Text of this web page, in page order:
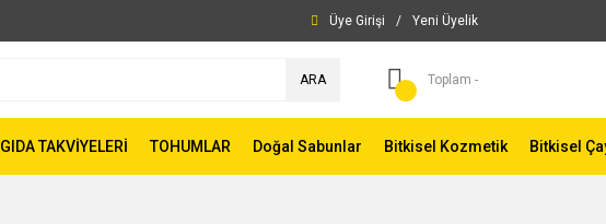
Üye Girişi / Yeni Üyelik
ARA Toplam -
GIDA TAKVİYELERİ TOHUMLAR Doğal Sabunlar Bitkisel Kozmetik Bitkisel